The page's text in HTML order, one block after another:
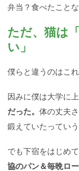
弁当？食べたこと
ただ、猫は
い」
僕らと違うのはこれ
因みに僕は大学に上
だった。 体の丈夫
鍛えていたってい
でも下宿をはじめ
協のパン＆毎晩ロ